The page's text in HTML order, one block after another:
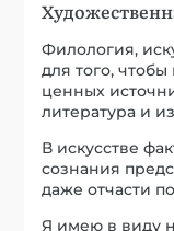
В искусстве
сознания
даже отчасти
Я имею в виду
классики: Ф.
всем
Замятина, О.
тонкие